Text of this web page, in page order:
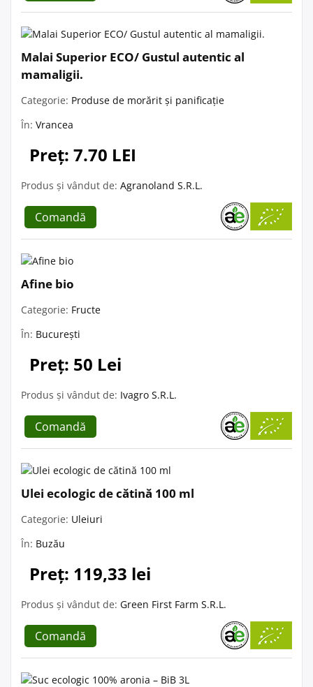
Malai Superior ECO/ Gustul autentic al
mamaligii.
Categorie: Produse de morărit și panificație
În: Vrancea
Preț: 7.70 LEI
Produs și vândut de: Agranoland S.R.L.
Comandă
Afine bio
Categorie: Fructe
În: București
Preț: 50 Lei
Produs și vândut de: Ivagro S.R.L.
Comandă
Ulei ecologic de cătină 100 ml
Categorie: Uleiuri
În: Buzău
Preț: 119,33 lei
Produs și vândut de: Green First Farm S.R.L.
Comandă